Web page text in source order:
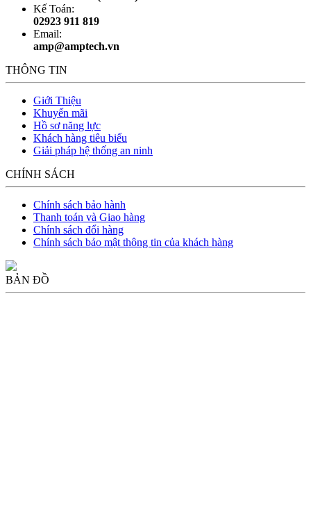
Kế Toán:
02923 911 819
Email:
amp@amptech.vn
THÔNG TIN
Giới Thiệu
Khuyến mãi
Hồ sơ năng lực
Khách hàng tiêu biểu
Giải pháp hệ thống an ninh
CHÍNH SÁCH
Chính sách bảo hành
Thanh toán và Giao hàng
Chính sách đổi hàng
Chính sách bảo mật thông tin của khách hàng
BẢN ĐỒ